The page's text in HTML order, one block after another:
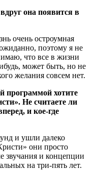
она появится в
очень остроумная
поэтому я не
что все в жизни
может быть, но не
желания совсем нет.
программой хотите
Не считаете ли
и кое-где
и ушли далеко
они просто
звучания и концепции
на три-пять лет.